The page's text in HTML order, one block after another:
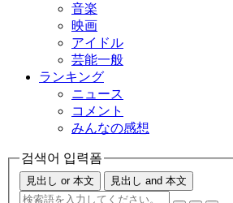
音楽
映画
アイドル
芸能一般
ランキング
ニュース
コメント
みんなの感想
검색어 입력폼
見出し or 本文 見出し and 本文